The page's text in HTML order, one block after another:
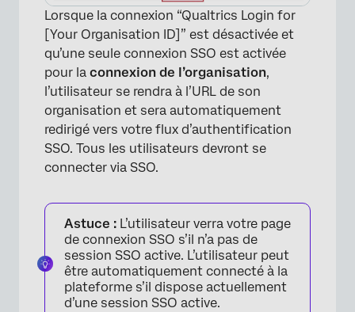
×
Lorsque la connexion “Qualtrics Login for
[Your Organisation ID]” est désactivée et
qu’une seule connexion SSO est activée
pour la connexion de l’organisation,
l’utilisateur se rendra à l’URL de son
organisation et sera automatiquement
redirigé vers votre flux d’authentification
SSO. Tous les utilisateurs devront se
connecter via SSO.
Astuce : L’utilisateur verra votre page
de connexion SSO s’il n’a pas de
session SSO active. L’utilisateur peut
être automatiquement connecté à la
plateforme s’il dispose actuellement
d’une session SSO active.